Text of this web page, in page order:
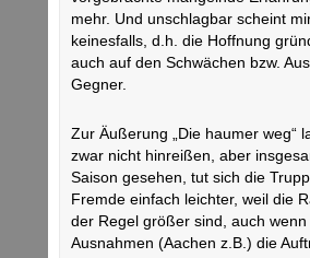
mehr. Und unschlagbar scheint
keinesfalls, d.h. die Hoffnung
auch auf den Schwächen bzw.
Gegner.
Zur Äußerung „Die haumer weg“
zwar nicht hinreißen, aber
Saison gesehen, tut sich die
Fremde einfach leichter, weil die
der Regel größer sind, auch
Ausnahmen (Aachen z.B.) die